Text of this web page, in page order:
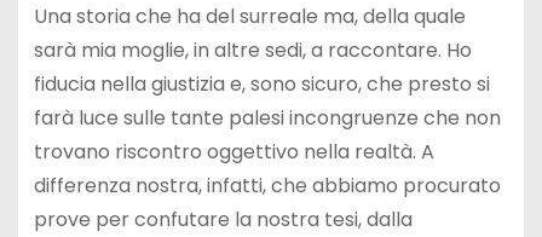
Una storia che ha del surreale ma, della quale
sarà mia moglie, in altre sedi, a raccontare. Ho
fiducia nella giustizia e, sono sicuro, che presto si
farà luce sulle tante palesi incongruenze che non
trovano riscontro oggettivo nella realtà. A
differenza nostra, infatti, che abbiamo procurato
prove per confutare la nostra tesi, dalla